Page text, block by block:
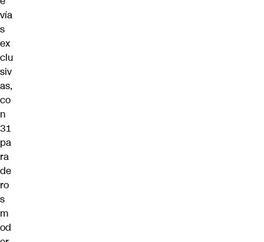
vía
s
ex
clu
siv
as,
co
n
31
pa
ra
de
ro
s
m
od